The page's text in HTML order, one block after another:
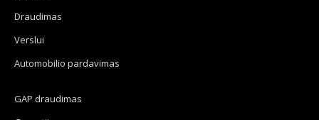
Draudimas
Verslui
Automobilio pardavimas
GAP draudimas